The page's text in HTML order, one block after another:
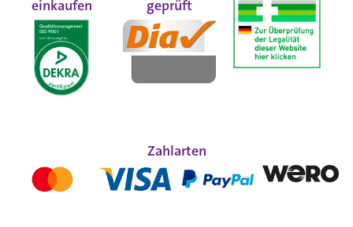
einkaufen
geprüft
Zahlarten